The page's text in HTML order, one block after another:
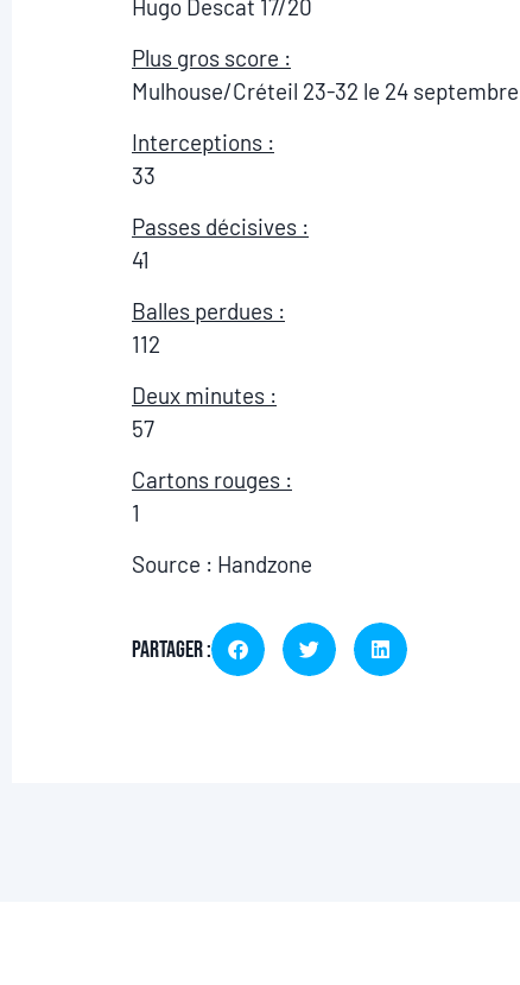
Hugo Descat 17/20
Plus gros score :
Mulhouse/Créteil 23-32 le 24 septembre
Interceptions :
33
Passes décisives :
41
Balles perdues :
112
Deux minutes :
57
Cartons rouges :
1
Source : Handzone
Partager :